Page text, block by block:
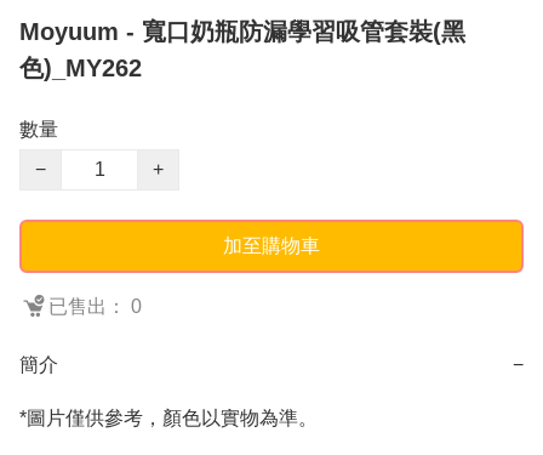
Moyuum - 寬口奶瓶防漏學習吸管套裝(黑
色)_MY262
數量
−
+
加至購物車
已售出： 0
簡介 −
*圖片僅供參考，顏色以實物為準。